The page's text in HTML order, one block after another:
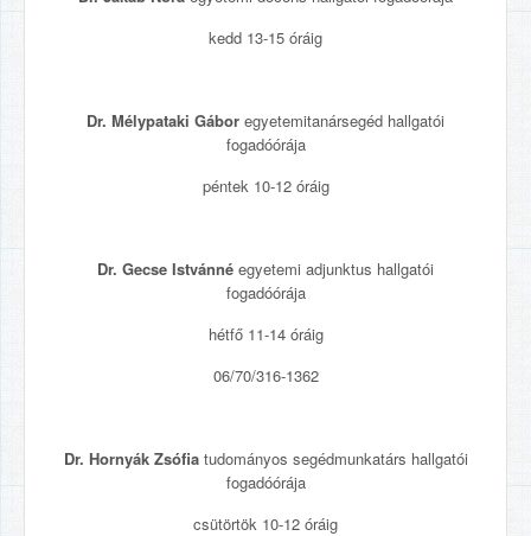
kedd 13-15 óráig
Dr. Mélypataki Gábor egyetemitanársegéd hallgatói
fogadóórája
péntek 10-12 óráig
Dr. Gecse Istvánné egyetemi adjunktus hallgatói
fogadóórája
hétfő 11-14 óráig
06/70/316-1362
Dr. Hornyák Zsófia tudományos segédmunkatárs hallgatói
fogadóórája
csütörtök 10-12 óráig